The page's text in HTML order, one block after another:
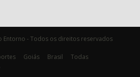
Entorno - Todos os direitos reservados
Goiás Brasil
Todas